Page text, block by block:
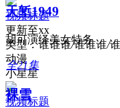
视频标题
更新至xx
类型：谁谁谁/谁谁谁/
动漫
小星星
视频标题
天堑1949
胡可演绎美女特务
全21集
裸雪